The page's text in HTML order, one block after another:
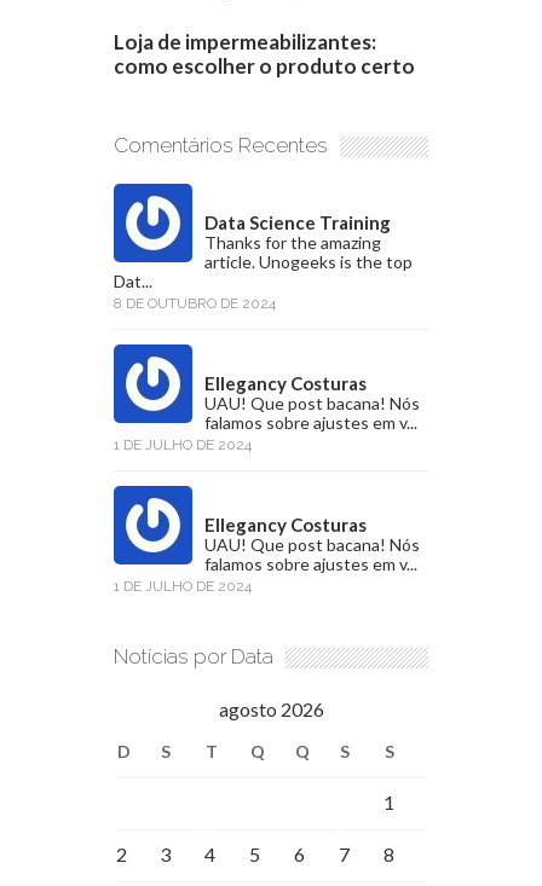
Loja de impermeabilizantes:
como escolher o produto certo
Comentários Recentes
Data Science Training
Thanks for the amazing
article. Unogeeks is the top
Dat...
8 DE OUTUBRO DE 2024
Ellegancy Costuras
UAU! Que post bacana! Nós
falamos sobre ajustes em v...
1 DE JULHO DE 2024
Ellegancy Costuras
UAU! Que post bacana! Nós
falamos sobre ajustes em v...
1 DE JULHO DE 2024
Notícias por Data
agosto 2026
D S T Q Q S S
1
2 3 4 5 6 7 8